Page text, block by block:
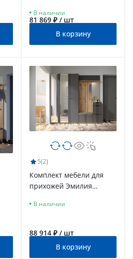
золотой/графит
В наличии
81 869 ₽ / шт
В корзину
5(2)
Комплект мебели для
прихожей Эмилия
золотой/графит
В наличии
88 914 ₽ / шт
В корзину